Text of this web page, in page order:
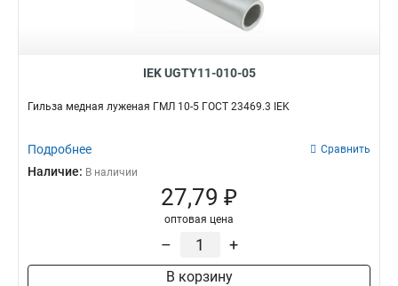
IEK UGTY11-010-05
Гильза медная луженая ГМЛ 10-5 ГОСТ 23469.3 IEK
Подробнее Сравнить
Наличие: В наличии
27,79 ₽
оптовая цена
– +
В корзину